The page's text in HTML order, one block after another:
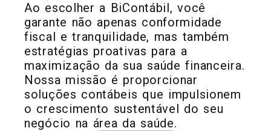
Ao escolher a BiContábil, você
garante não apenas conformidade
fiscal e tranquilidade, mas também
estratégias proativas para a
maximização da sua saúde financeira.
Nossa missão é proporcionar
soluções contábeis que impulsionem
o crescimento sustentável do seu
negócio na área da saúde.